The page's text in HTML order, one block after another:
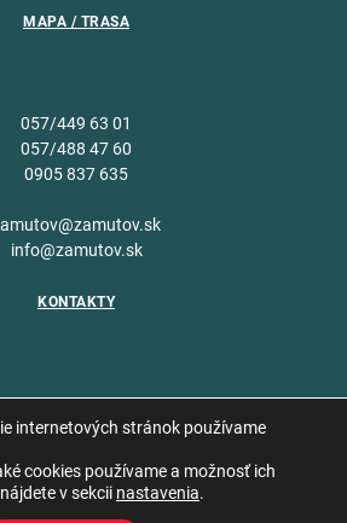
MAPA / TRASA
057/449 63 01
057/488 47 60
0905 837 635
info@zamutov.sk
KONTAKTY
internetových stránok používame
cookies používame a možnosť ich
v sekcii nastavenia.